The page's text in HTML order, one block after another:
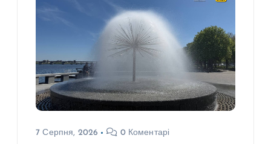
7 Серпня, 2026 0 Коментарі